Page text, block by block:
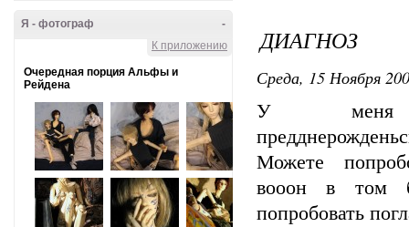
-
Я - фотограф
К приложению
Очередная порция Альфы и
Рейдена
ДИАГНОЗ
Среда, 15 Ноября
У меня
Можете
вооон в том
попробовать